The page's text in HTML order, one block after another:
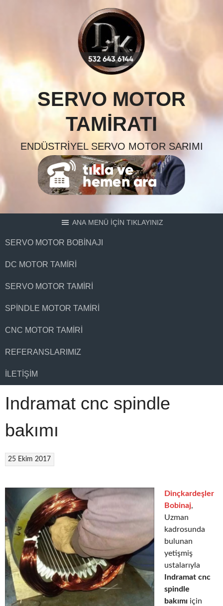
SERVO MOTOR
TAMIRATI
ENDÜSTRIYEL SERVO MOTOR SARIMI
ANA MENÜ İÇİN TIKLAYINIZ
SERVO MOTOR BOBINAJI
DC MOTOR TAMIRI
SERVO MOTOR TAMIRI
SPINDLE MOTOR TAMIRI
CNC MOTOR TAMIRI
REFERANSLARIMIZ
İLETIŞIM
Indramat cnc spindle
bakımı
25 Ekim 2017
Dinçkardeşler
Bobinaj,
Uzman
kadrosunda
bulunan
yetişmiş
ustalarıyla
Indramat cnc
spindle
bakımı için